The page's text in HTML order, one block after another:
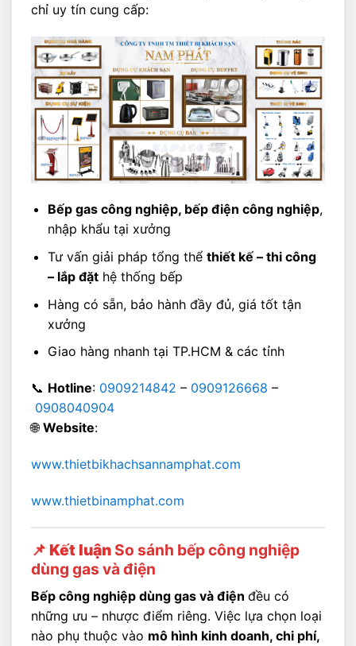
chỉ uy tín cung cấp:
Bếp gas công nghiệp, bếp điện công nghiệp,
nhập khẩu tại xưởng
Tư vấn giải pháp tổng thể thiết kế – thi công
– lắp đặthệ thống bếp
Hàng có sẵn, bảo hành đầy đủ, giá tốt tận
xưởng
Giao hàng nhanh tại TP.HCM & các tỉnh
📞 Hotline: 0909214842 – 0909126668 –
0908040904
🌐Website:
www.thietbikhachsannamphat.com
www.thietbinamphat.com
📌 Kết luận So sánh bếp công nghiệp
dùng gas và điện
Bếp công nghiệp dùng gas và điện đều có
những ưu – nhược điểm riêng. Việc lựa chọn loại
nào phụ thuộc vào mô hình kinh doanh, chi phí,